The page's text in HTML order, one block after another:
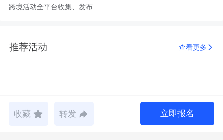
跨境活动全平台收集、发布
推荐活动 查看更多
收藏 转发 立即报名